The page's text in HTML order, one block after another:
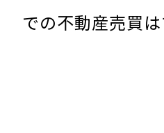
での不動産売買